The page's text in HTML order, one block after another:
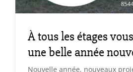
À tous les étages
une belle année
Nouvelle année, nouveaux